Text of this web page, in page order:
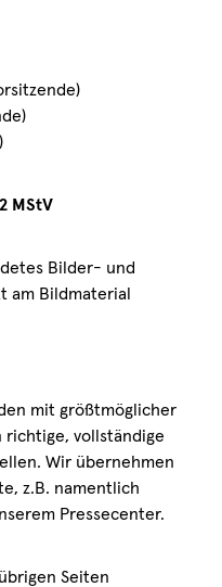
MStV
Bilder- und
am Bildmaterial
mit größtmöglicher
richtige, vollständige
Wir übernehmen
z.B. namentlich
Pressecenter.
Seiten